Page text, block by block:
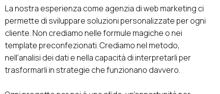
La nostra esperienza come agenzia di web marketing ci
permette di sviluppare soluzioni personalizzate per ogni
cliente. Non crediamo nelle formule magiche o nei
template preconfezionati. Crediamo nel metodo,
nell’analisi dei dati e nella capacità di interpretarli per
trasformarli in strategie che funzionano davvero.